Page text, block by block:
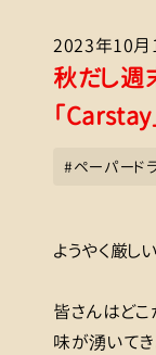
2023年10月
秋だし週
「
#ペーパード
ようやく厳し
皆さんはど
味が湧いてき